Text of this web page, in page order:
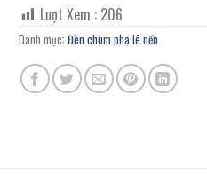
Lượt Xem : 206
Danh mục: Đèn chùm pha lê nến